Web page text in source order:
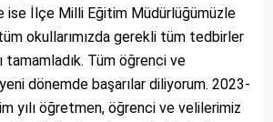
ise İlçe Milli Eğitim Müdürlüğümüzle
okullarımızda gerekli tüm tedbirler
tamamladık. Tüm öğrenci ve
dönemde başarılar diliyorum. 2023-
yılı öğretmen, öğrenci ve velilerimiz